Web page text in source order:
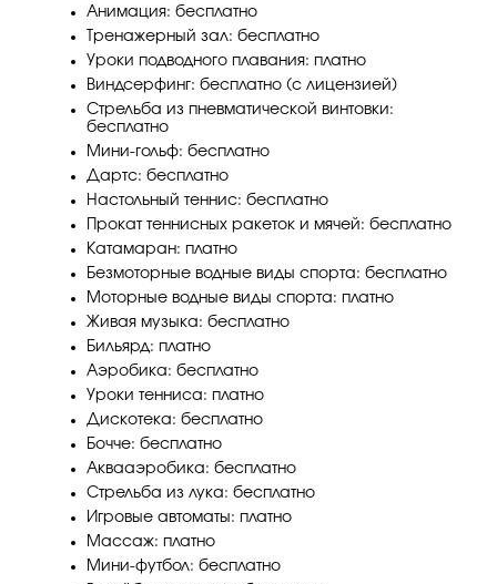
Анимация: бесплатно
Тренажерный зал: бесплатно
Уроки подводного плавания: платно
Виндсерфинг: бесплатно (с лицензией)
Стрельба из пневматической винтовки:
бесплатно
Мини-гольф: бесплатно
Дартс: бесплатно
Настольный теннис: бесплатно
Прокат теннисных ракеток и мячей: бесплатно
Катамаран: платно
Безмоторные водные виды спорта: бесплатно
Моторные водные виды спорта: платно
Живая музыка: бесплатно
Бильярд: платно
Аэробика: бесплатно
Уроки тенниса: платно
Дискотека: бесплатно
Бочче: бесплатно
Аквааэробика: бесплатно
Стрельба из лука: бесплатно
Игровые автоматы: платно
Массаж: платно
Мини-футбол: бесплатно